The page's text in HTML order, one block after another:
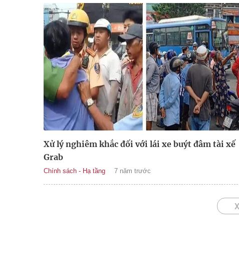
Xử lý nghiêm khắc đối với lái xe buýt đâm tài xế
Grab
Chính sách - Hạ tầng 7 năm trước